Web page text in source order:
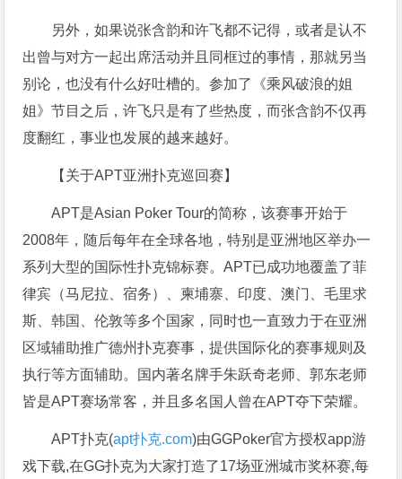
另外，如果说张含韵和许飞都不记得，或者是认不
出曾与对方一起出席活动并且同框过的事情，那就另当
别论，也没有什么好吐槽的。参加了《乘风破浪的姐
姐》节目之后，许飞只是有了些热度，而张含韵不仅再
度翻红，事业也发展的越来越好。
【关于APT亚洲扑克巡回赛】
APT是Asian Poker Tour的简称，该赛事开始于
2008年，随后每年在全球各地，特别是亚洲地区举办一
系列大型的国际性扑克锦标赛。APT已成功地覆盖了菲
律宾（马尼拉、宿务）、柬埔寨、印度、澳门、毛里求
斯、韩国、伦敦等多个国家，同时也一直致力于在亚洲
区域辅助推广德州扑克赛事，提供国际化的赛事规则及
执行等方面辅助。国内著名牌手朱跃奇老师、郭东老师
皆是APT赛场常客，并且多名国人曾在APT夺下荣耀。
APT扑克(apt扑克.com)由GGPoker官方授权app游
戏下载,在GG扑克为大家打造了17场亚洲城市奖杯赛,每